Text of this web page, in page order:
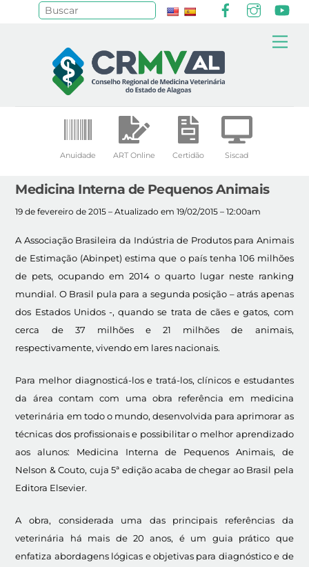
Anuidade ART Online Certidão Siscad
Medicina Interna de Pequenos Animais
19 de fevereiro de 2015 – Atualizado em 19/02/2015 – 12:00am
A Associação Brasileira da Indústria de Produtos para Animais
de Estimação (Abinpet) estima que o país tenha 106 milhões
de pets, ocupando em 2014 o quarto lugar neste ranking
mundial. O Brasil pula para a segunda posição – atrás apenas
dos Estados Unidos -, quando se trata de cães e gatos, com
cerca de 37 milhões e 21 milhões de animais,
respectivamente, vivendo em lares nacionais.
Para melhor diagnosticá-los e tratá-los, clínicos e estudantes
da área contam com uma obra referência em medicina
veterinária em todo o mundo, desenvolvida para aprimorar as
técnicas dos profissionais e possibilitar o melhor aprendizado
aos alunos: Medicina Interna de Pequenos Animais, de
Nelson & Couto, cuja 5ª edição acaba de chegar ao Brasil pela
Editora Elsevier.
A obra, considerada uma das principais referências da
veterinária há mais de 20 anos, é um guia prático que
enfatiza abordagens lógicas e objetivas para diagnóstico e de